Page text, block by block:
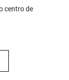
centro de